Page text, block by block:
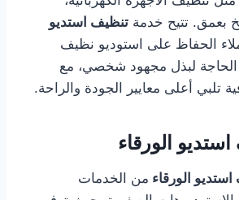
بعمق. تتيح خدمة تنظيف استديو
الحفاظ على استوديو نظيف
الحاجة لبذل مجهود شخصي، مع
تلبي أعلى معايير الجودة والراحة.
الورقاء
الورقاء من الخدمات